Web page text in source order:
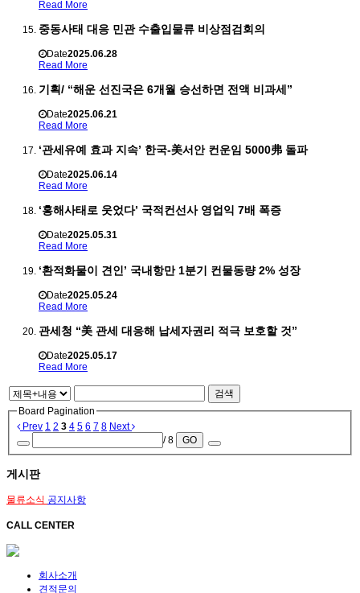
Read More
중동사태 대응 민관 수출입물류 비상점검회의
Date2025.06.28
Read More
기획/ “해운 선진국은 6개월 승선하면 전액 비과세”
Date2025.06.21
Read More
‘관세유예 효과 지속’ 한국-美서안 컨운임 5000弗 돌파
Date2025.06.14
Read More
‘홍해사태로 웃었다’ 국적컨선사 영업익 7배 폭증
Date2025.05.31
Read More
‘환적화물이 견인’ 국내항만 1분기 컨물동량 2% 성장
Date2025.05.24
Read More
관세청 “美 관세 대응해 납세자권리 적극 보호할 것”
Date2025.05.17
Read More
검색
Board Pagination
Prev 1 2 3 4 5 6 7 8 Next
/ 8
GO
게시판
물류소식 공지사항
CALL CENTER
회사소개
견적문의